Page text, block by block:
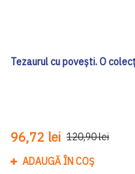
Tezaurul cu povești. O
96,72 lei 120,90 lei
ADAUGĂ ÎN COȘ